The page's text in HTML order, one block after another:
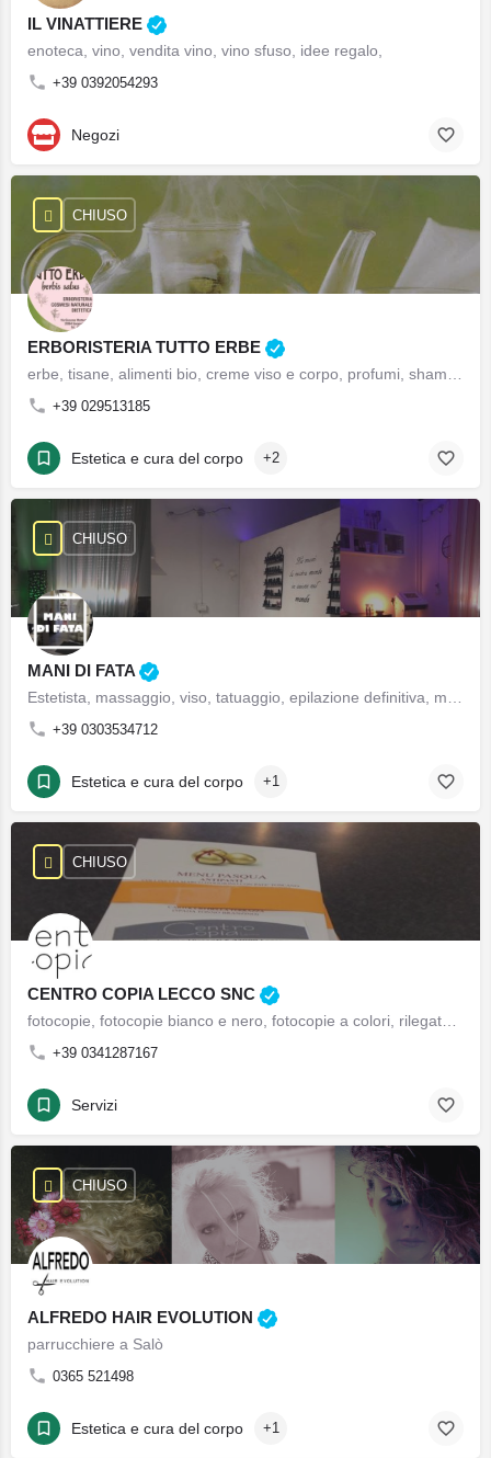
IL VINATTIERE
enoteca, vino, vendita vino, vino sfuso, idee regalo,
+39 0392054293
Negozi
ERBORISTERIA TUTTO ERBE
+39 029513185
CHIUSO
Estetica e cura del corpo +2
MANI DI FATA
+39 0303534712
CHIUSO
Estetica e cura del corpo +1
CENTRO COPIA LECCO SNC
+39 0341287167
CHIUSO
Servizi
ALFREDO HAIR EVOLUTION
parrucchiere a Salò
0365 521498
CHIUSO
Estetica e cura del corpo +1